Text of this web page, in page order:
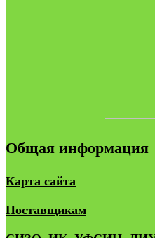
Общая информация
Карта сайта
Поставщикам